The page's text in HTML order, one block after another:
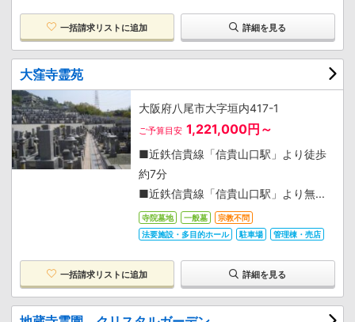
一括請求リストに追加 詳細を見る
大窪寺霊苑
大阪府八尾市大字垣内417-1
ご予算目安 1,221,000円～
■近鉄信貴線「信貴山口駅」より徒歩
約7分
■近鉄信貴線「信貴山口駅」より無...
寺院墓地 一般墓
宗教不問
法要施設・多目的ホール
駐車場 管理棟・売店
一括請求リストに追加 詳細を見る